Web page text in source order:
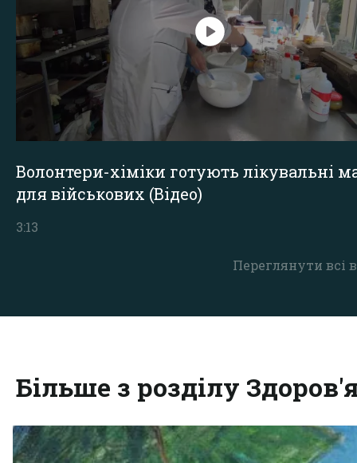
Переглянути всі
Волонтери-хіміки готують лікувальні
для військових (Відео)
3:13
Більше з розділу